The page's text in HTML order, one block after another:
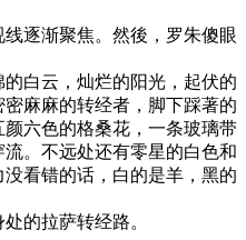
逐渐聚焦。然後，罗朱傻眼
白云，灿烂的阳光，起伏的
麻麻的转经者，脚下踩著的
六色的格桑花，一条玻璃带
。不远处还有零星的白色和
看错的话，白的是羊，黑的
的拉萨转经路。